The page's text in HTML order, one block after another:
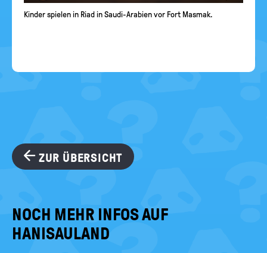
Kinder spielen in Riad in Saudi-Arabien vor Fort Masmak.
ZUR ÜBERSICHT
NOCH MEHR INFOS AUF
HANISAULAND